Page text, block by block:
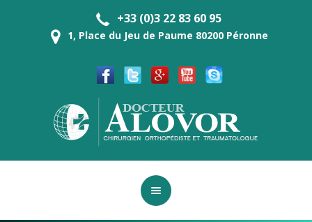
+33 (0)3 22 83 60 95
1, Place du Jeu de Paume 80200 Péronne